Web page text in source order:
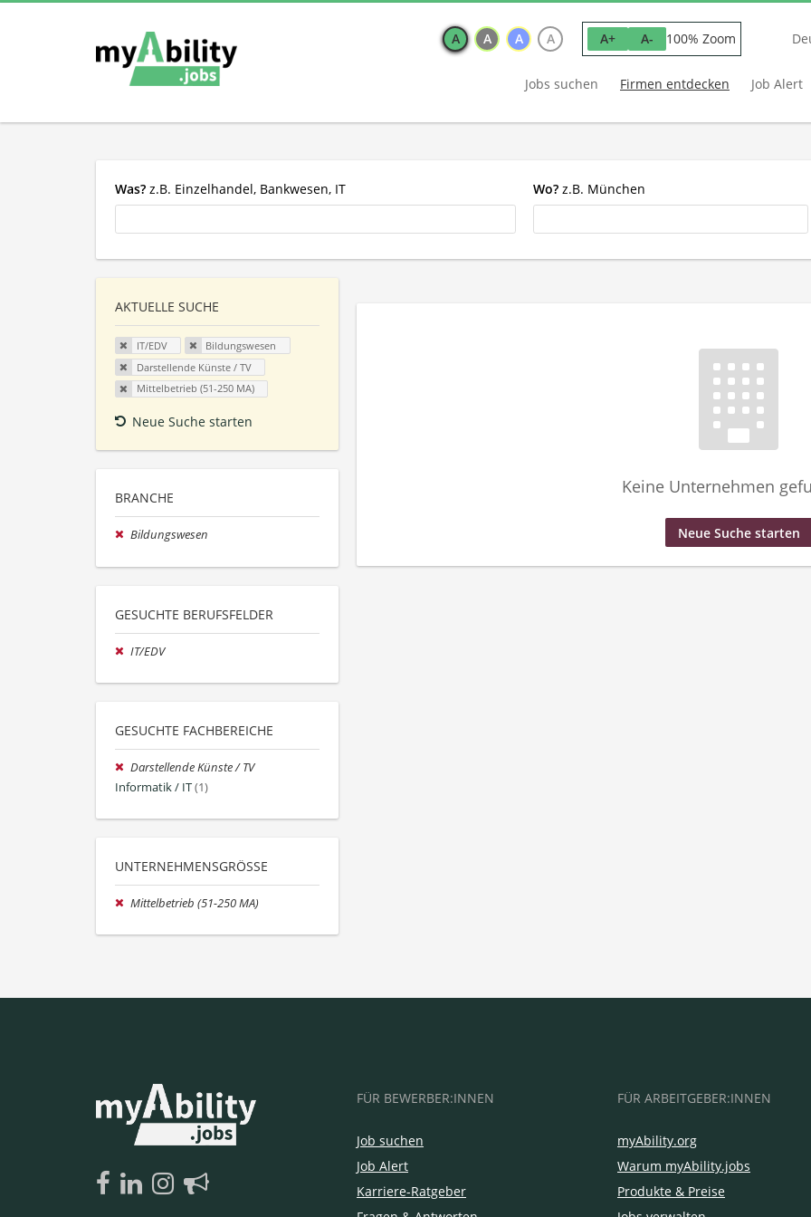
A A A A A+ A- 100% Zoom
Jobs suchen Firmen entdecken Job Alert
Was? z.B. Einzelhandel, Bankwesen, IT Wo? z.B. München
AKTUELLE SUCHE
IT/EDV
Bildungswesen
Darstellende Künste / TV
Mittelbetrieb (51-250 MA)
Neue Suche starten
BRANCHE
Bildungswesen
GESUCHTE BERUFSFELDER
IT/EDV
GESUCHTE FACHBEREICHE
Darstellende Künste / TV
Informatik / IT(1)
UNTERNEHMENSGRÖSSE
Mittelbetrieb (51-250 MA)
Keine Unternehmen
Neue Suche starten
FÜR BEWERBER:INNEN
Job suchen
Job Alert
Karriere-Ratgeber
FÜR ARBEITGEBER:INNEN
myAbility.org
Warum myAbility.jobs
Produkte & Preise